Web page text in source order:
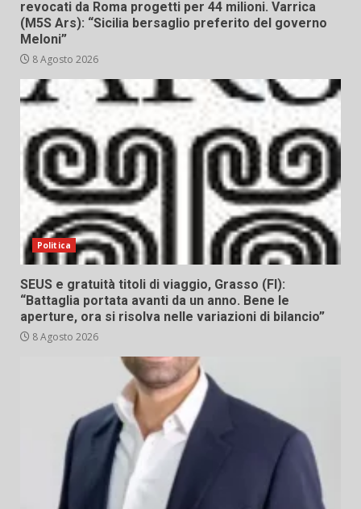
revocati da Roma progetti per 44 milioni. Varrica
(M5S Ars): “Sicilia bersaglio preferito del governo
Meloni”
8 Agosto 2026
Politica
SEUS e gratuità titoli di viaggio, Grasso (FI):
“Battaglia portata avanti da un anno. Bene le
aperture, ora si risolva nelle variazioni di bilancio”
8 Agosto 2026